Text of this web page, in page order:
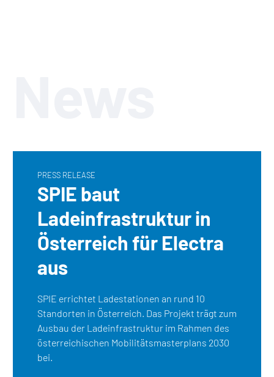
PRESS RELEASE
SPIE baut
Ladeinfrastruktur in
Österreich für Electra
aus
SPIE errichtet Ladestationen an rund 10
Standorten in Österreich. Das Projekt trägt zum
Ausbau der Ladeinfrastruktur im Rahmen des
österreichischen Mobilitätsmasterplans 2030
bei.